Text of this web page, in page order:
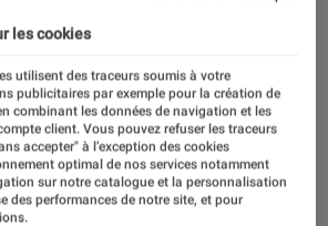
les cookies
utilisent des traceurs soumis à votre
publicitaires par exemple pour la création de
combinant les données de navigation et les
client. Vous pouvez refuser les traceurs
accepter" à l’exception des cookies
optimal de nos services notamment
sur notre catalogue et la personnalisation
des performances de notre site, et pour